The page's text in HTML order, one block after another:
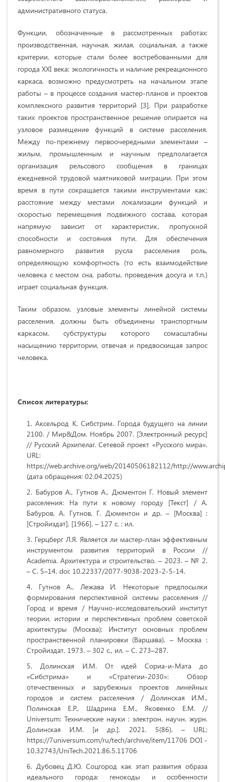
административного статуса.
Функции, обозначенные в рассмотренных работах:
производственная, научная, жилая, социальная, а также
критерии, которые стали более востребованными для
города XXI века: экологичность и наличие рекреационного
каркаса, возможно предусмотреть на начальном этапе
работы – в процессе создания мастер-планов и проектов
комплексного развития территорий [3]. При разработке
таких проектов пространственное решение опирается на
узловое размещение функций в системе расселения.
Между по-прежнему первоочередными элементами –
жилым, промышленным и научным предполагается
организация рельсового сообщения в границах
ежедневной трудовой маятниковой миграции. При этом
время в пути сокращается такими инструментами как;
расстояние между местами локализации функций и
скоростью перемещения подвижного состава, которая
напрямую зависит от характеристик, пропускной
способности и состояния пути. Для обеспечения
равномерного развития русла расселения роль,
определяющую комфортность (то есть взаимодействие
человека с местом сна, работы, проведения досуга и т.п.)
играет социальная функция.
Таким образом, узловые элементы линейной системы
расселения, должны быть объединены транспортным
каркасом, субструктуры которого сомасштабны
насыщению территории, отвечая и предвосхищая запрос
человека.
Список литературы:
Аксельрод К. Сибстрим. Города будущего на линии
2100. / Мир&Дом. Ноябрь 2007. [Электронный ресурс]
// Русский Архипелаг. Сетевой проект «Русского мира».
URL:
https://web.archive.org/web/20140506182112/http://
(дата обращения: 02.04.2025)
Бабуров А., Гутнов А., Дюментон Г. Новый элемент
расселения: На пути к новому городу [Текст] / А.
Бабуров, А. Гутнов, Г. Дюментон и др. – [Москва] :
[Стройиздат], [1966]. – 127 с. : ил.
Герцберг Л.Я. Является ли мастер-план эффективным
инструментом развития территорий в России //
Academia. Архитектура и строительство. – 2023. – № 2.
– С. 5–14. doi: 10.22337/2077-9038-2023-2-5-14.
Гутнов А., Лежава И. Некоторые предпосылки
формирования перспективной системы расселения //
Город и время / Научно-исследовательский институт
теории, истории и перспективных проблем советской
архитектуры (Москва); Институт основных проблем
пространственной планировки (Варшава). – Москва :
Стройиздат, 1973. – 302 с., ил. – С. 273–287.
Долинская И.М. От идей Сориа-и-Мата до
«Сибстрима» и «Стратегии-2030»: Обзор
отечественных и зарубежных проектов линейных
городов и систем расселения / Долинская И.М.,
Полинская Е.Р., Шадрина Е.М., Яковенко Е.М. //
Universum: Технические науки : электрон. научн. журн.
Долинская И.М. [и др.]. 2021. 5(86). – URL:
https://7universum.com/ru/tech/archive/item/11706 DOI -
10.32743/UniTech.2021.86.5.11706
Дубовец Д.Ю. Соцгород как этап развития образа
идеального города: генокоды и особенности